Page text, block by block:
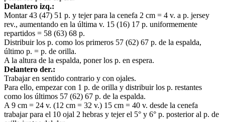
Delantero izq.:
Montar 43 (47) 51 p. y tejer para la cenefa 2 cm = 4 v. a p. jersey
rev., aumentando en la última v. 15 (16) 17 p. uniformemente
repartidos = 58 (63) 68 p.
Distribuir los p. como los primeros 57 (62) 67 p. de la espalda,
último p. = p. de orilla.
A la altura de la espalda, poner los p. en espera.
Delantero der.:
Trabajar en sentido contrario y con ojales.
Para ello, empezar con 1 p. de orilla y distribuir los p. restantes
como los últimos 57 (62) 67 p. de la espalda.
A 9 cm = 24 v. (12 cm = 32 v.) 15 cm = 40 v. desde la cenefa
trabajar para el 10 ojal 2 hebras y tejer el 5° y 6° p. posterior al p. de